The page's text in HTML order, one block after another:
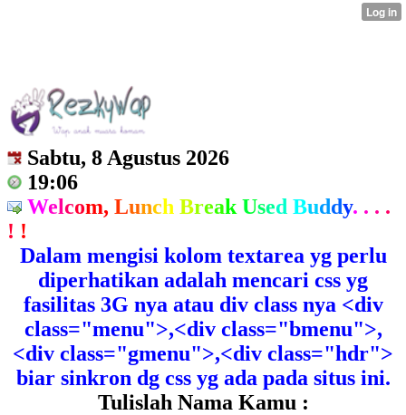
Sabtu, 8 Agustus 2026
19:06
Welcom, Lunch Break Used Buddy. . . .
! !
Dalam mengisi kolom textarea yg perlu
diperhatikan adalah mencari css yg
fasilitas 3G nya atau div class nya <div
class="menu">,<div class="bmenu">,
<div class="gmenu">,<div class="hdr">
biar sinkron dg css yg ada pada situs ini.
Tulislah Nama Kamu :